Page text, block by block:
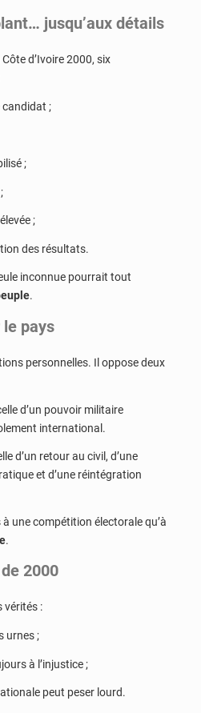
jusqu’aux détails
d’Ivoire 2000, six
;
;
;
des résultats.
inconnue pourrait tout
.
le pays
personnelles. Il oppose deux
d’un pouvoir militaire
international.
d’un retour au civil, d’une
et d’une réintégration
une compétition électorale qu’à
.
2000
vérités :
urnes ;
à l’injustice ;
peut peser lourd.